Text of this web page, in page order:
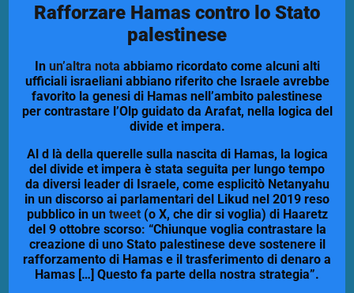
Rafforzare Hamas contro lo Stato
palestinese
In un’altra nota abbiamo ricordato come alcuni alti
ufficiali israeliani abbiano riferito che Israele avrebbe
favorito la genesi di Hamas nell’ambito palestinese
per contrastare l’Olp guidato da Arafat, nella logica del
divide et impera.
Al d là della querelle sulla nascita di Hamas, la logica
del divide et impera è stata seguita per lungo tempo
da diversi leader di Israele, come esplicitò Netanyahu
in un discorso ai parlamentari del Likud nel 2019 reso
pubblico in un tweet(o X, che dir si voglia) di Haaretz
del 9 ottobre scorso: “Chiunque voglia contrastare la
creazione di uno Stato palestinese deve sostenere il
rafforzamento di Hamas e il trasferimento di denaro a
Hamas […] Questo fa parte della nostra strategia”.